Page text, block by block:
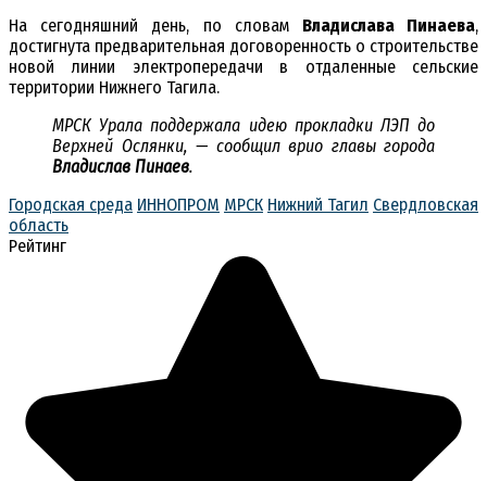
На сегодняшний день, по словам Владислава Пинаева,
достигнута предварительная договоренность о строительстве
новой линии электропередачи в отдаленные сельские
территории Нижнего Тагила.
МРСК Урала поддержала идею прокладки ЛЭП до
Верхней Ослянки, — сообщил врио главы города
Владислав Пинаев.
Городская среда ИННОПРОМ МРСК Нижний Тагил Свердловская
область
Рейтинг